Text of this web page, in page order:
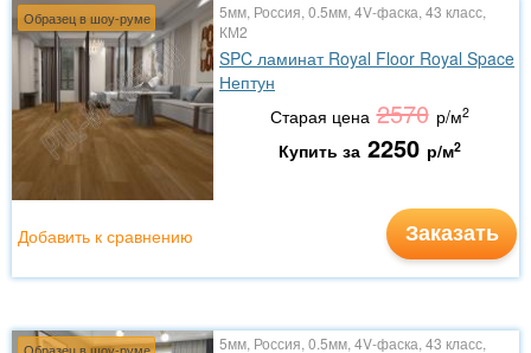
Образец в шоу-руме
5мм, Россия, 0.5мм, 4V-фаска, 43 класс,
КМ2
SPC ламинат Royal Floor Royal Space
Нептун
Старая цена 2570 р/м2
Купить за 2250 р/м2
Заказать
Добавить к сравнению
5мм, Россия, 0.5мм, 4V-фаска, 43 класс,